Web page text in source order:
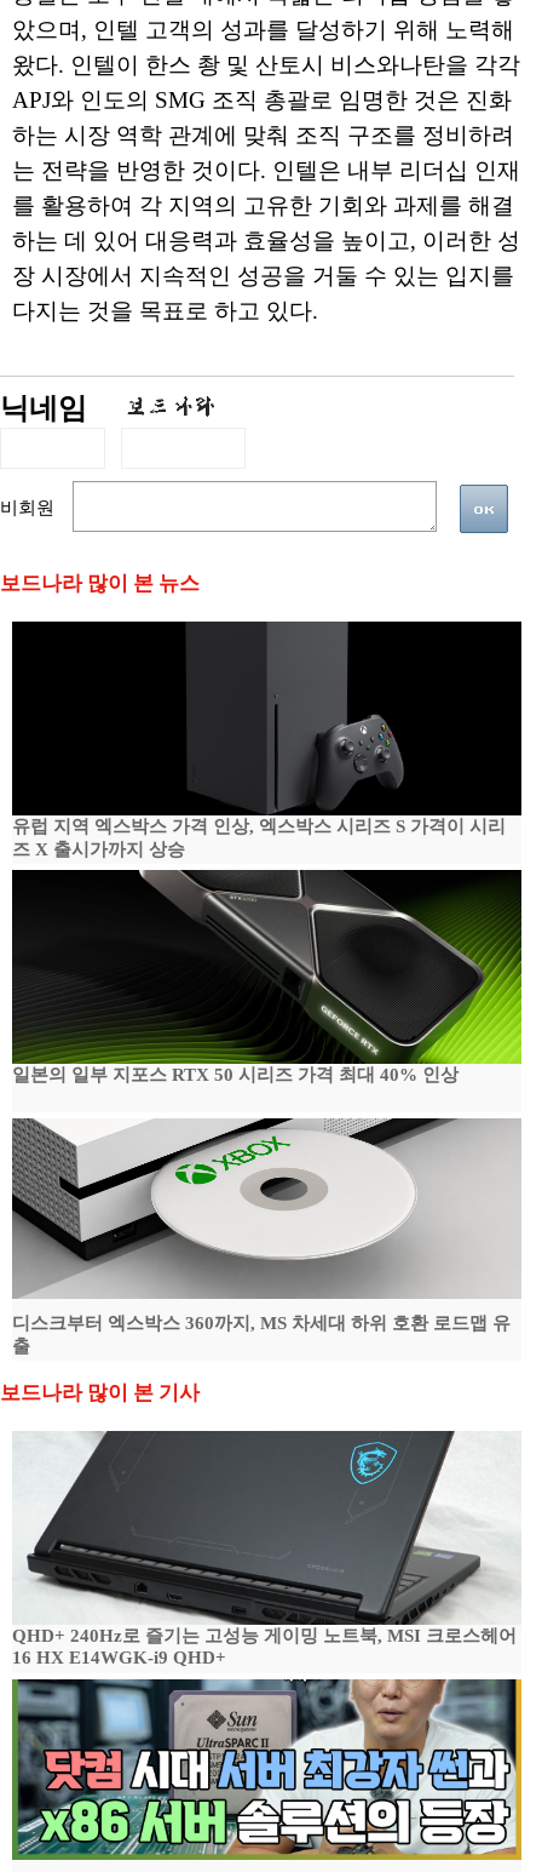
았으며, 인텔 고객의 성과를 달성하기 위해 노력해
왔다. 인텔이 한스 촹 및 산토시 비스와나탄을 각각
APJ와 인도의 SMG 조직 총괄로 임명한 것은 진화
하는 시장 역학 관계에 맞춰 조직 구조를 정비하려
는 전략을 반영한 것이다. 인텔은 내부 리더십 인재
를 활용하여 각 지역의 고유한 기회와 과제를 해결
하는 데 있어 대응력과 효율성을 높이고, 이러한 성
장 시장에서 지속적인 성공을 거둘 수 있는 입지를
다지는 것을 목표로 하고 있다.
닉네임
비회원
보드나라 많이 본 뉴스
유럽 지역 엑스박스 가격 인상, 엑스박스 시리즈 S 가격이 시리
즈 X 출시가까지 상승
일본의 일부 지포스 RTX 50 시리즈 가격 최대 40% 인상
디스크부터 엑스박스 360까지, MS 차세대 하위 호환 로드맵 유
출
보드나라 많이 본 기사
QHD+ 240Hz로 즐기는 고성능 게이밍 노트북, MSI 크로스헤어
16 HX E14WGK-i9 QHD+